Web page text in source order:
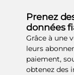
Prenez
données
Grâce à une
leurs
paiement,
obtenez des